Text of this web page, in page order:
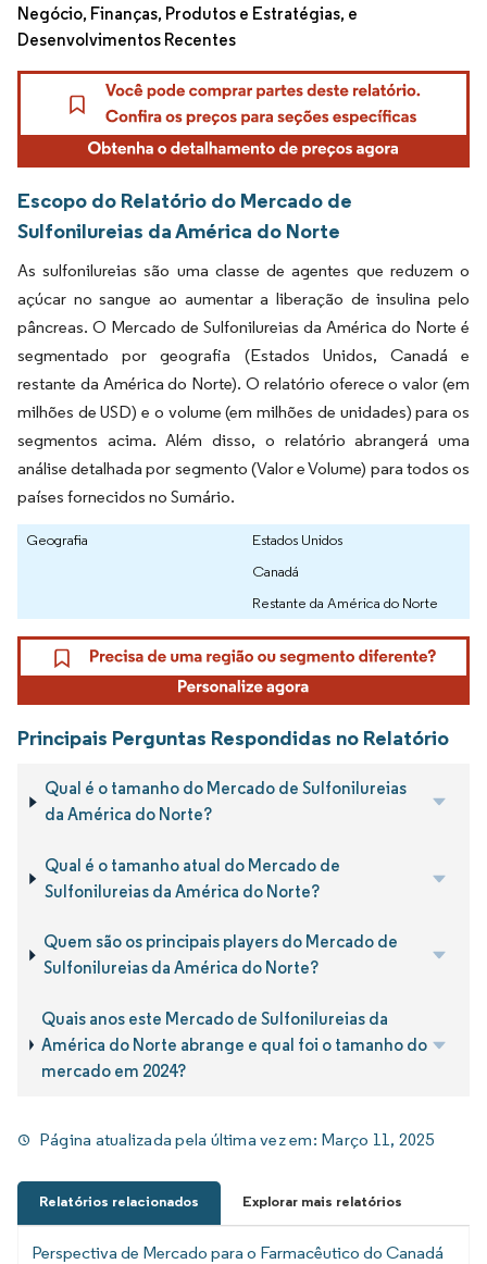
Negócio, Finanças, Produtos e Estratégias, e
Desenvolvimentos Recentes
Escopo do Relatório do Mercado de
Sulfonilureias da América do Norte
As sulfonilureias são uma classe de agentes que reduzem o
açúcar no sangue ao aumentar a liberação de insulina pelo
pâncreas. O Mercado de Sulfonilureias da América do Norte é
segmentado por geografia (Estados Unidos, Canadá e
restante da América do Norte). O relatório oferece o valor (em
milhões de USD) e o volume (em milhões de unidades) para os
segmentos acima. Além disso, o relatório abrangerá uma
análise detalhada por segmento (Valor e Volume) para todos os
países fornecidos no Sumário.
Geografia
Estados Unidos
Canadá
Restante da América do Norte
Principais Perguntas Respondidas no Relatório
Qual é o tamanho do Mercado de Sulfonilureias
da América do Norte?
Qual é o tamanho atual do Mercado de
Sulfonilureias da América do Norte?
Quem são os principais players do Mercado de
Sulfonilureias da América do Norte?
Quais anos este Mercado de Sulfonilureias da
América do Norte abrange e qual foi o tamanho do
mercado em 2024?
Página atualizada pela última vez em: Março 11, 2025
Relatórios relacionados Explorar mais relatórios
Perspectiva de Mercado para o Farmacêutico do Canadá